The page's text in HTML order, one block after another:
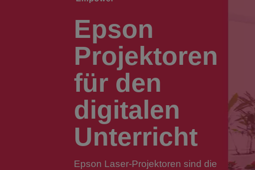
Epson
Projektoren
für den
digitalen
Unterricht
Epson Laser-Projektoren sind die